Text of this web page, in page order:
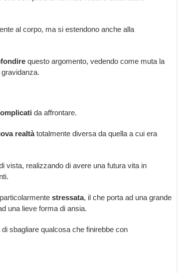
al corpo, ma si estendono anche alla
questo argomento, vedendo come muta la
da affrontare.
realtàtotalmente diversa da quella a cui era
vista, realizzando di avere una futura vita in
stressata, il che porta ad una grande
una lieve forma di ansia.
sbagliare qualcosa che finirebbe con